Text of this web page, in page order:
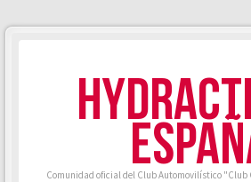
Comunidad oficial del Club Automovilístico "Club